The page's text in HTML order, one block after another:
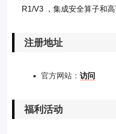
R1/V3 ，集成安全算子和高
注册地址
官方网站： 访问
福利活动